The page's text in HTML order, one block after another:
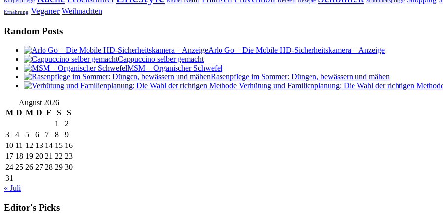
Ernährung Veganer Weihnachten
Random Posts
Arlo Go – Die Mobile HD-Sicherheitskamera – Anzeige
Cappuccino selber gemacht
MSM – Organischer Schwefel
Rasenpflege im Sommer: Düngen, bewässern und mähen
Verhütung und Familienplanung: Die Wahl der richtigen
August 2026
M D M D F S
S
1
2
3
4 5 6 7 8
9
10 11 12 13 14 15 16
17 18 19 20 21 22 23
24 25 26 27 28 29 30
31
« Juli
Editor's Picks